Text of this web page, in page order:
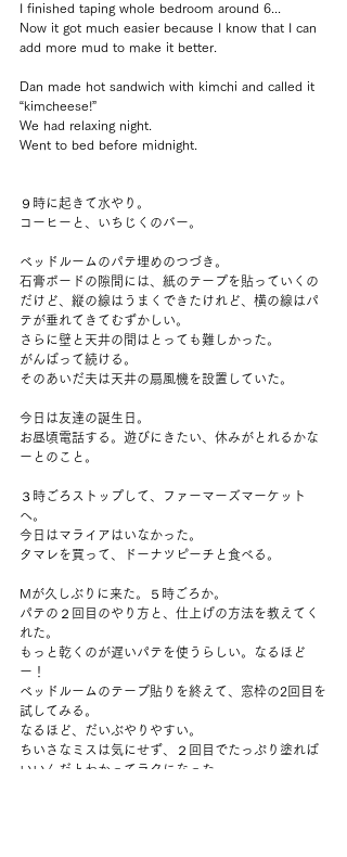
I finished taping whole bedroom around 6...
Now it got much easier because I know that I can
add more mud to make it better.
Dan made hot sandwich with kimchi and called it
“kimcheese!”
We had relaxing night.
Went to bed before midnight.
９時に起きて水やり。
コーヒーと、いちじくのバー。
ベッドルームのパテ埋めのつづき。
石膏ボードの隙間には、紙のテープを貼っていくの
だけど、縦の線はうまくできたけれど、横の線はパ
テが垂れてきてむずかしい。
さらに壁と天井の間はとっても難しかった。
がんばって続ける。
そのあいだ夫は天井の扇風機を設置していた。
今日は友達の誕生日。
お昼頃電話する。遊びにきたい、休みがとれるかな
ーとのこと。
３時ごろストップして、ファーマーズマーケット
へ。
今日はマライアはいなかった。
タマレを買って、ドーナツピーチと食べる。
Mが久しぶりに来た。５時ごろか。
パテの２回目のやり方と、仕上げの方法を教えてく
れた。
もっと乾くのが遅いパテを使うらしい。なるほど
ー！
ベッドルームのテープ貼りを終えて、窓枠の2回目を
試してみる。
なるほど、だいぶやりやすい。
ちいさなミスは気にせず、２回目でたっぷり塗れば
いいんだとわかってラクになった。